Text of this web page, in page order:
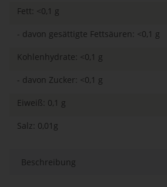
Fett: <0,1 g
- davon gesättigte Fettsäuren: <0,1 g
Kohlenhydrate: <0,1 g
- davon Zucker: <0,1 g
Eiweiß: 0,1 g
Salz: 0,01g
Beschreibung